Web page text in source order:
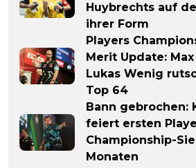
Huybrechts auf
ihrer Form
Players
Merit Update:
Lukas Wenig
Top 64
Bann gebrochen:
feiert ersten
Championship-
Monaten